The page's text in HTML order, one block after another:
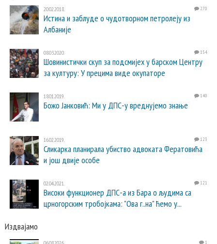
20.02.2018. 270
Истина и заблуде о чудотворном петролеју из
Албаније
08.03.2020. 154
Шовинистички скуп за подсмијех у барском Центру
за културу: У прецима виде окупаторе
18.01.2019. 140
Божо Јанковић: Ми у ДПС-у вреднујемо знање
16.02.2019. 123
Сликарка планирала убиство адвоката Фератовића
и још двије особе
02.04.2021. 121
Високи функционер ДПС-а из Бара о људима са
црногорским тробојкама: "Ова г..на" ћемо у...
Издвајамо
1